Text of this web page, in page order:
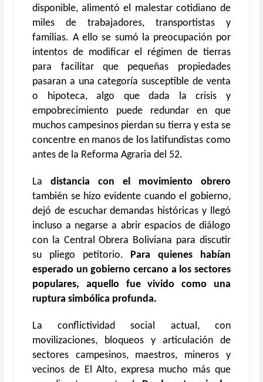
disponible, alimentó el malestar cotidiano de
miles de trabajadores, transportistas y
familias. A ello se sumó la preocupación por
intentos de modificar el régimen de tierras
para facilitar que pequeñas propiedades
pasaran a una categoría susceptible de venta
o hipoteca, algo que dada la crisis y
empobrecimiento puede redundar en que
muchos campesinos pierdan su tierra y esta se
concentre en manos de los latifundistas como
antes de la Reforma Agraria del 52.
Ladistancia con el movimiento obrero
también se hizo evidente cuando el gobierno,
dejó de escuchar demandas históricas y llegó
incluso a negarse a abrir espacios de diálogo
con la Central Obrera Boliviana para discutir
su pliego petitorio. Para quienes habían
esperado un gobierno cercano a los sectores
populares, aquello fue vivido como una
ruptura simbólica profunda.
La conflictividad social actual, con
movilizaciones, bloqueos y articulación de
sectores campesinos, maestros, mineros y
vecinos de El Alto, expresa mucho más que